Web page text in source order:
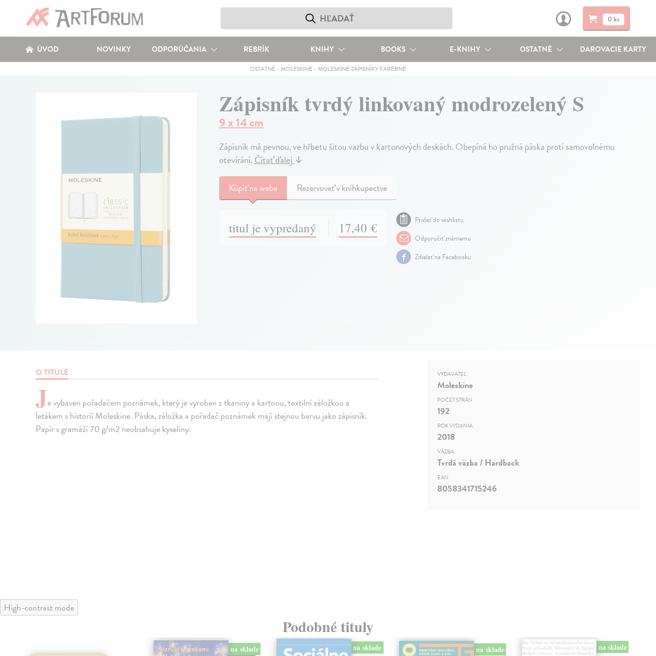
0 ks
ÚVOD NOVINKY ODPORÚČANIA REBRÍK KNIHY BOOKS E-KNIHY OSTATNÉ DAROVACIE KARTY
OSTATNÉ- MOLESKINE- MOLESKINE ZÁPISNÍKY FAREBNÉ
Zápisník tvrdý linkovaný modrozelený S
9 x 14 cm
Zápisník má pevnou, ve hřbetu šitou vazbu v kartonových deskách. Obepíná ho pružná páska proti samovolnému
otevírání.Čítať ďalej↓
Kúpiťna webe Rezervovať v kníhkupectve
titul je vypredaný 17,40 €
Pridať do wishlistu
Odporučiť známemu
Zdielať na Facebooku
O TITULE
Je vybaven pořadačem poznámek, který je vyroben z tkaniny a kartonu, textilní záložkou a
letákem s historií Moleskine. Páska, záložka a pořadač poznámek mají stejnou barvu jako zápisník.
Papír s gramáží 70 g/m2 neobsahuje kyseliny.
VYDAVATEĽ
Moleskine
POČET STRÁN
192
ROK VYDANIA
2018
VÄZBA
Tvrdá väzba / Hardback
EAN
8058341715246
High-contrast mode
Podobné tituly
na sklade
na sklade na sklade na sklade